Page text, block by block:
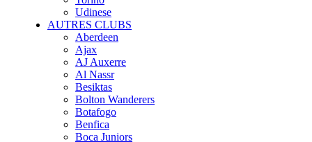
Udinese
AUTRES CLUBS
Aberdeen
Ajax
AJ Auxerre
Al Nassr
Besiktas
Bolton Wanderers
Botafogo
Benfica
Boca Juniors